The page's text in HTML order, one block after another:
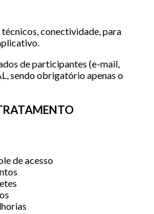
conectividade, para
de participantes (e-mail,
sendo obrigatório apenas o
de acesso